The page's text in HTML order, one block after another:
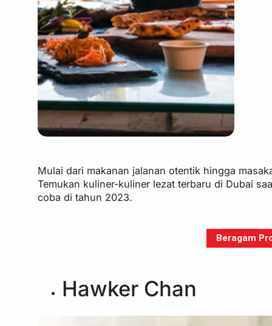
Mulai dari makanan jalanan otentik hingga
Temukan kuliner-kuliner lezat terbaru di Dubai
coba di tahun 2023.
Beragam
Hawker Chan